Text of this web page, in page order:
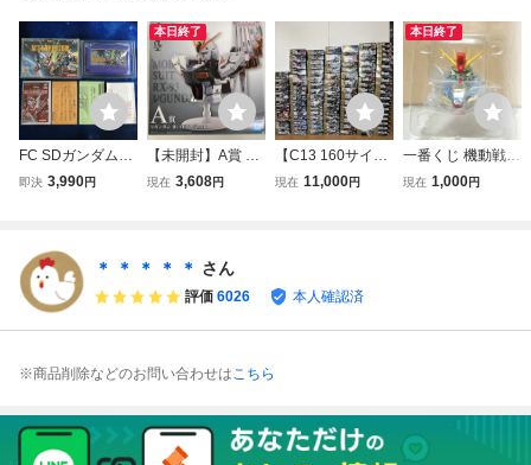
FC SDガンダムガ
チャポン戦士5 バ
NIVERSAL CENT
URY ファミコン
ソフト 箱説ハガ
キ付き
即決 3,990円
本日終了
【未開封】A賞 ν
ガンダム BUSTIS
RY SAGA
現在 3,608円
【C13 160サイズ
×4+140×1】全て
TURY 100個/ ガン
プラ 大量 まとめ
て 1円
現在 11,000円
本日終了
一番くじ 機動戦士
ガンダム UNIVER
現在 1,000円
＊ ＊ ＊ ＊ ＊ さん
評価 6026 本人確認済
※商品削除などのお問い合わせはこちら